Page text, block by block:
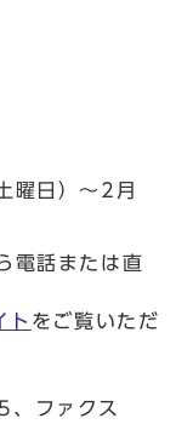
曜日）～2月
電話または直
ト をご覧いただ
、ファクス